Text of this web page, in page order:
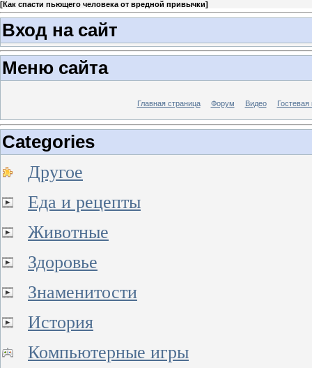
[Как спасти пьющего человека от вредной привычки]
Вход на сайт
Меню сайта
Главная страница Форум Видео Гостевая
Categories
Другое
Еда и рецепты
Животные
Здоровье
Знаменитости
История
Компьютерные игры